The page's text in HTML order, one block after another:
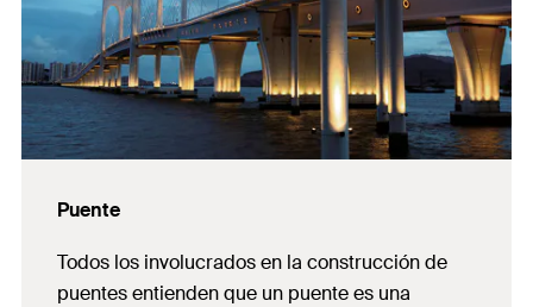
Puente
Todos los involucrados en la construcción de
puentes entienden que un puente es una